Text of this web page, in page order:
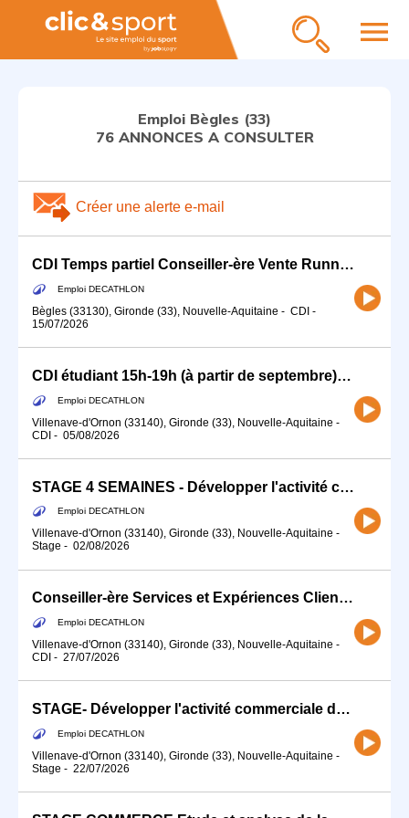
menu
Emploi Bègles (33)
76 ANNONCES A CONSULTER
Créer une alerte e-mail
CDI Temps partiel Conseiller-ère Vente Running à partir de Septembre
Emploi DECATHLON
Bègles (33130), Gironde (33), Nouvelle-Aquitaine - CDI -
15/07/2026
CDI étudiant 15h-19h (à partir de septembre) Hote(esse) Caisse Et Accueil (H/F)
Emploi DECATHLON
Villenave-d'Ornon (33140), Gironde (33), Nouvelle-Aquitaine -
CDI - 05/08/2026
STAGE 4 SEMAINES - Développer l'activité commerciale du FITNESS (H/F)
Emploi DECATHLON
Villenave-d'Ornon (33140), Gironde (33), Nouvelle-Aquitaine -
Stage - 02/08/2026
Conseiller-ère Services et Expériences Client (H/F) - Temps partiel (15h)
Emploi DECATHLON
Villenave-d'Ornon (33140), Gironde (33), Nouvelle-Aquitaine -
CDI - 27/07/2026
STAGE- Développer l'activité commerciale de ton sport (H/F) SEPTEMBRE / OCTOBRE
Emploi DECATHLON
Villenave-d'Ornon (33140), Gironde (33), Nouvelle-Aquitaine -
Stage - 22/07/2026